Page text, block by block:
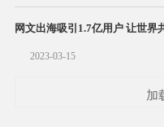
网文出海吸引1.7亿用户 让世界
2023-03-15
加